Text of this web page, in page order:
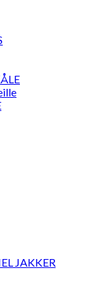
JAKKER